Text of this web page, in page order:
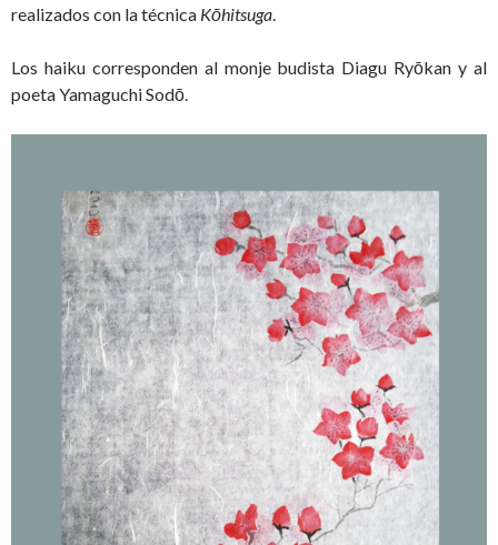
realizados con la técnica Kōhitsuga.
Los haiku corresponden al monje budista Diagu Ryōkan y al
poeta Yamaguchi Sodō.